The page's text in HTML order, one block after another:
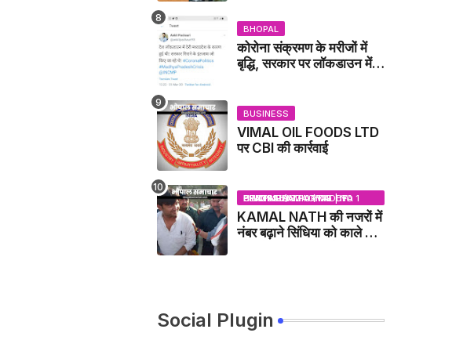
BHOPAL
कोरोना संक्रमण के मरीजों में
बृद्धि, सरकार पर लॉकडाउन में
BUSINESS
VIMAL OIL FOODS LTD
पर CBI की कार्रवाई
BHOPAL SAMACHAR | NO 1 HINDI NEWS PORTAL OF CENTRAL INDIA (MADHYA PRADESH)
KAMAL NATH की नजरों में
नंबर बढ़ाने सिंधिया को काले झंडे
Social Plugin